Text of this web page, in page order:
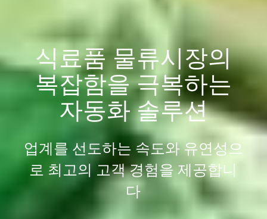
식료품 물류시장의
복잡함을 극복하는
자동화 솔루션
업계를 선도하는 속도와 유연성으
로 최고의 고객 경험을 제공합니
다